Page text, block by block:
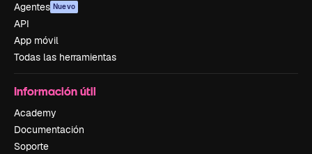
Agentes Nuevo
API
App móvil
Todas las herramientas
Información útil
Academy
Documentación
Soporte